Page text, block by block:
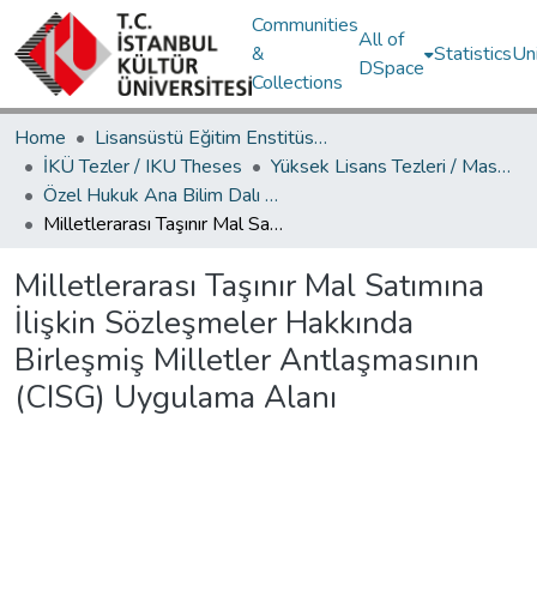
Communities
&
Collections
All of
DSpace
Statistics
Home
Lisansüstü Eğitim Enstitüsü / Postgraduate Education Institute
İKÜ Tezler / IKU Theses
Yüksek Lisans Tezleri / Master's Theses
Özel Hukuk Ana Bilim Dalı / Department of Private Law
Milletlerarası Taşınır Mal Satımına İlişkin Sözleşmeler Hakkında Birleşmiş Milletler Antlaşmasının (CISG) Uygulama Alanı
Milletlerarası Taşınır Mal Satımına
İlişkin Sözleşmeler Hakkında
Birleşmiş Milletler Antlaşmasının
(CISG) Uygulama Alanı